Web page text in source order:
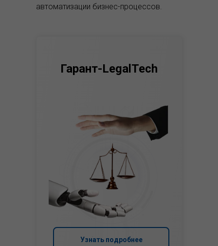
автоматизации бизнес-процессов.
Узнать подробнее
Гарант-LegalTech